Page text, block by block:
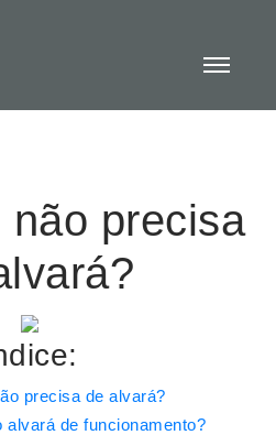
não precisa
precisa de alvará?
alvará de funcionamento?